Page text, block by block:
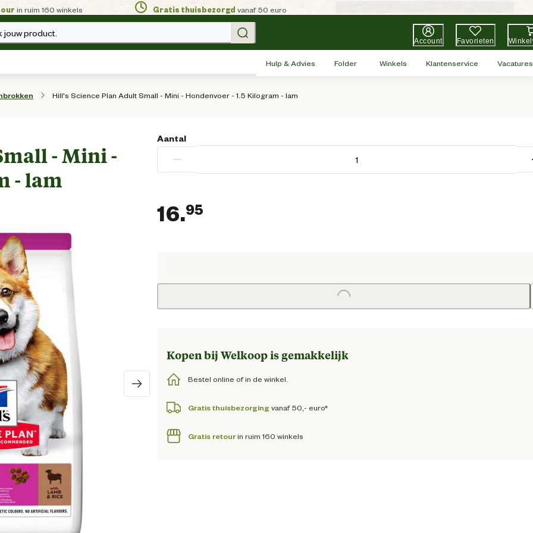
in ruim 160 winkels Gratis thuisbezorgd vanaf 50 euro
jouw product.
Account Favorieten
Hulp & Advies Folder Winkels Klantenservice Vacatures
Hill's Science Plan Adult Small - Mini - Hondenvoer - 1.5 Kilogram - lam
- Mini -
- lam
Aantal
−
16.95
Loading...
Kopen bij Welkoop is gemakkelijk
Bestel online of in de winkel.
Gratis thuisbezorging vanaf 50,- euro*
Gratis retourin ruim 160 winkels